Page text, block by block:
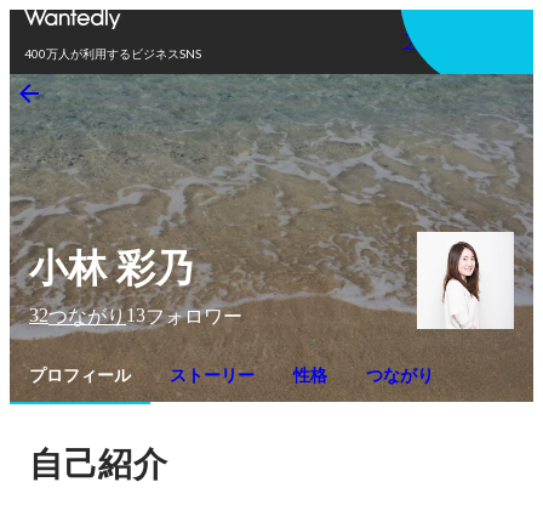
400万人が利用するビジネスSNS
アプリを使う
小林 彩乃
32つながり13フォロワー
プロフィール ストーリー 性格 つながり
自己紹介